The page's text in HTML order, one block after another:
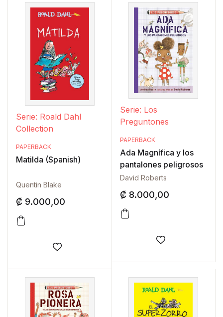
Serie: Roald Dahl
Collection
PAPERBACK
Matilda (Spanish)
Quentin Blake
₡ 9.000,00
Añadir a la lista de deseos
Serie: Los
Preguntones
PAPERBACK
Ada Magnífica y los
pantalones peligrosos
David Roberts
₡8.000,00
Añadir a la